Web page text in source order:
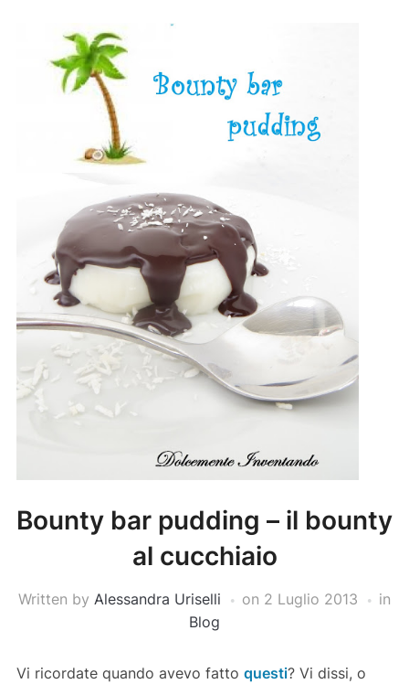
Bounty bar pudding – il bounty
al cucchiaio
Written by Alessandra Uriselli on 2 Luglio 2013
in
Blog
Vi ricordate quando avevo fatto questi? Vi dissi, o